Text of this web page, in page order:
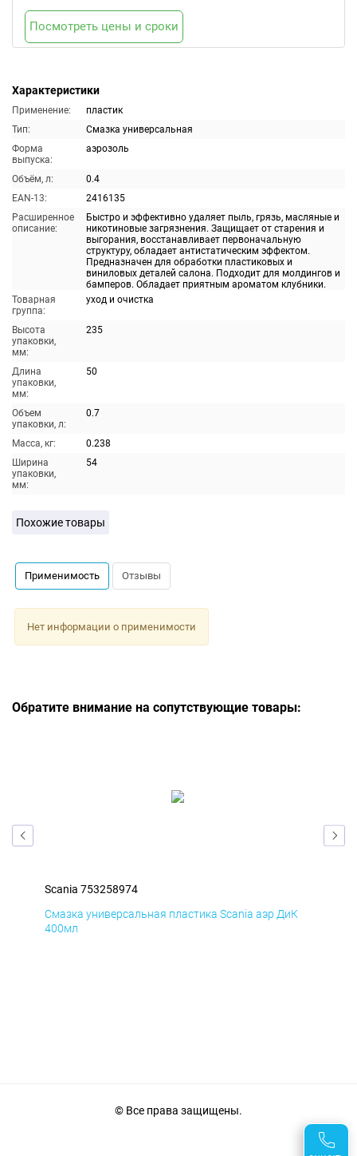
Характеристики
Применение:
пластик
Тип:
Смазка универсальная
Форма
выпуска:
аэрозоль
Объём, л:
0.4
EAN-13:
2416135
Расширенное
описание:
Быстро и эффективно удаляет пыль, грязь, масляные и
никотиновые загрязнения. Защищает от старения и
выгорания, восстанавливает первоначальную
структуру, обладает антистатическим эффектом.
Предназначен для обработки пластиковых и
виниловых деталей салона. Подходит для молдингов и
бамперов. Обладает приятным ароматом клубники.
Товарная
группа:
уход и очистка
Высота
упаковки,
мм:
235
Длина
упаковки,
мм:
50
Объем
упаковки, л:
0.7
Масса, кг:
0.238
Ширина
упаковки,
мм:
54
Посмотреть цены и сроки
Похожие товары
Применимость Отзывы
Нет информации о применимости
Обратите внимание на сопутствующие товары:
Scania 753258974
Смазка универсальная пластика Scania аэр ДиК
400мл
© Все права защищены.